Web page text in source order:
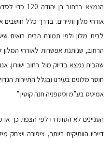
הנמצא ברחוב בן יהודה 120 כדי
אורחי מלון ותיירים. בדרך כלל
לבית מלון ולפי תמונת הבית רואים
הרחוב, שנותנת אפשרות לאורחי
שהבית נמצא בדיוק מול רחוב
חוסר מלונים בעירנו ובגלל התיירות
אמיטס בע”מ וסטפניה חנה קוטין.”
העניינים לא הסתדרו לפי הצפוי. כך
דייריו הוותיקים ביותר, ציפורה